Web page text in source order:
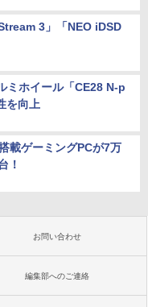
3」「NEO iDSD
ミホイール「CE28 N-p
を向上
載ゲーミングPCが7万
！
お問い合わせ
編集部へのご連絡